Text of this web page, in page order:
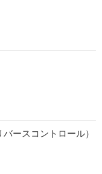
ースコントロール）